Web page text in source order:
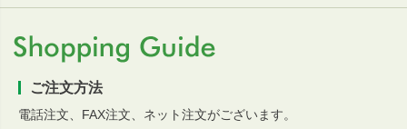
ご注文方法
電話注文、FAX注文、ネット注文がございます。